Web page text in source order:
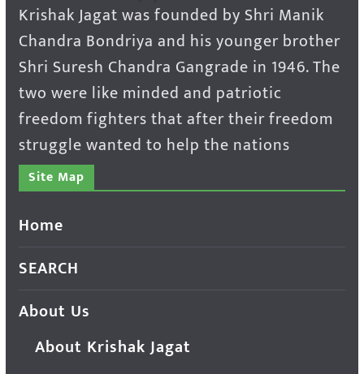
Krishak Jagat was founded by Shri Manik
Chandra Bondriya and his younger brother
Shri Suresh Chandra Gangrade in 1946. The
two were like minded and patriotic
freedom fighters that after their freedom
struggle wanted to help the nations
Site Map
Home
SEARCH
About Us
About Krishak Jagat